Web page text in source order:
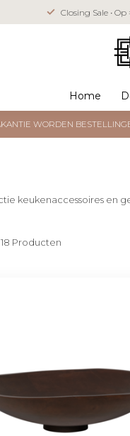
Closing Sale •
Home
WORDEN
keukenaccessoires en
18 Producten